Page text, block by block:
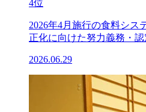
4位
2026年4月施行の食料シス
正化に向けた努力義務・
2026.06.29